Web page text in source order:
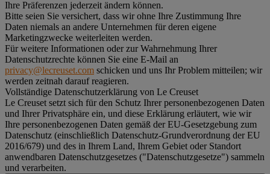
Ihre Präferenzen jederzeit ändern können.
Bitte seien Sie versichert, dass wir ohne Ihre Zustimmung Ihre
Daten niemals an andere Unternehmen für deren eigene
Marketingzwecke weiterleiten werden.
Für weitere Informationen oder zur Wahrnehmung Ihrer
Datenschutzrechte können Sie eine E-Mail an
privacy@lecreuset.com schicken und uns Ihr Problem mitteilen; wir
werden zeitnah darauf reagieren.
Vollständige Datenschutzerklärung von Le Creuset
Le Creuset setzt sich für den Schutz Ihrer personenbezogenen Daten
und Ihrer Privatsphäre ein, und diese Erklärung erläutert, wie wir
Ihre personenbezogenen Daten gemäß der EU-Gesetzgebung zum
Datenschutz (einschließlich Datenschutz-Grundverordnung der EU
2016/679) und des in Ihrem Land, Ihrem Gebiet oder Standort
anwendbaren Datenschutzgesetzes ("Datenschutzgesetze") sammeln
und verarbeiten.